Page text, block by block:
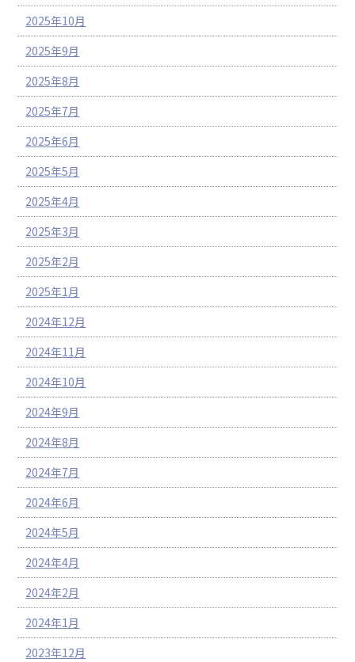
2025年10月
2025年9月
2025年8月
2025年7月
2025年6月
2025年5月
2025年4月
2025年3月
2025年2月
2025年1月
2024年12月
2024年11月
2024年10月
2024年9月
2024年8月
2024年7月
2024年6月
2024年5月
2024年4月
2024年2月
2024年1月
2023年12月